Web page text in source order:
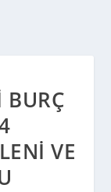
VE